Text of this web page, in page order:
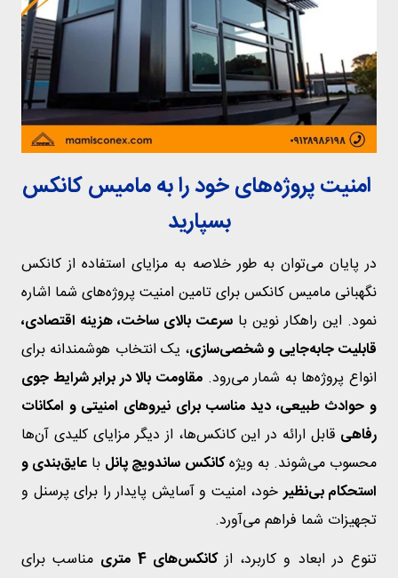
امنیت پروژه‌های خود را به مامیس کانکس
بسپارید
در پایان می‌توان به طور خلاصه به مزایای استفاده از کانکس
نگهبانی مامیس کانکس برای تامین امنیت پروژه‌های شما اشاره
نمود. این راهکار نوین با سرعت بالای ساخت، هزینه اقتصادی،
قابلیت جابه‌جایی و شخصی‌سازی، یک انتخاب هوشمندانه برای
انواع پروژه‌ها به شمار می‌رود. مقاومت بالا در برابر شرایط جوی
و حوادث طبیعی، دید مناسب برای نیروهای امنیتی و امکانات
رفاهی قابل ارائه در این کانکس‌ها، از دیگر مزایای کلیدی آن‌ها
محسوب می‌شوند. به ویژهکانکس ساندویچ پانل با عایق‌بندی و
استحکام بی‌نظیرخود، امنیت و آسایش پایدار را برای پرسنل و
تجهیزات شما فراهم می‌آورد.
تنوع در ابعاد و کاربرد، ازکانکس‌های 4 متری
مناسب برای